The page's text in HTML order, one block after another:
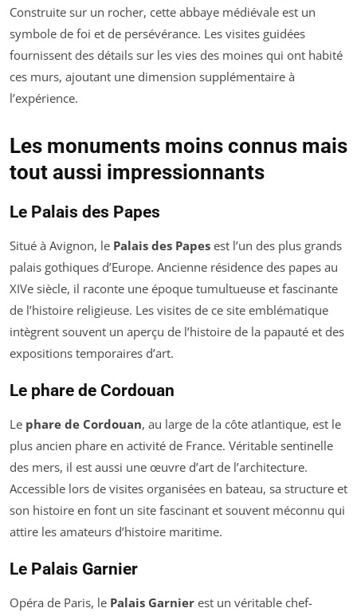
Construite sur un rocher, cette abbaye médiévale est un
symbole de foi et de persévérance. Les visites guidées
fournissent des détails sur les vies des moines qui ont habité
ces murs, ajoutant une dimension supplémentaire à
l’expérience.
Les monuments moins connus mais
tout aussi impressionnants
Le Palais des Papes
Situé à Avignon, le Palais des Papes est l’un des plus grands
palais gothiques d’Europe. Ancienne résidence des papes au
XIVe siècle, il raconte une époque tumultueuse et fascinante
de l’histoire religieuse. Les visites de ce site emblématique
intègrent souvent un aperçu de l’histoire de la papauté et des
expositions temporaires d’art.
Le phare de Cordouan
Le phare de Cordouan, au large de la côte atlantique, est le
plus ancien phare en activité de France. Véritable sentinelle
des mers, il est aussi une œuvre d’art de l’architecture.
Accessible lors de visites organisées en bateau, sa structure et
son histoire en font un site fascinant et souvent méconnu qui
attire les amateurs d’histoire maritime.
Le Palais Garnier
Opéra de Paris, le Palais Garnier est un véritable chef-